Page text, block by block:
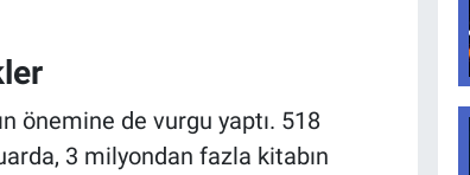
önemine de vurgu yaptı. 518
3 milyondan fazla kitabın